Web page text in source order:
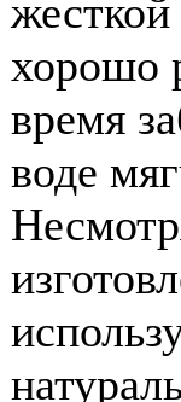
хорошо
время
воде